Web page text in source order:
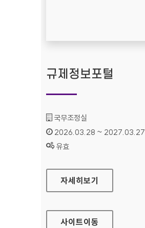
규제정보포털
기관명 :
국무조정실
인증기간 :
2026.03.28 ~ 2027.03.27
상태 :
유효
규제정보포털
자세히보기
사이트이동